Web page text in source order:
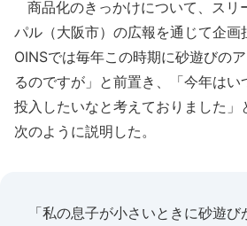
商品化のきっかけについて、スリ
パル（大阪市）の広報を通じて企画
OINSでは毎年この時期に砂遊びの
るのですが」と前置き、「今年はい
投入したいなと考えておりました」
次のように説明した。
「私の息子が小さいときに砂遊